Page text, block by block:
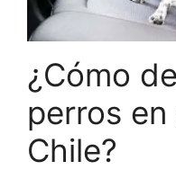
¿Cómo
perros
Chile?